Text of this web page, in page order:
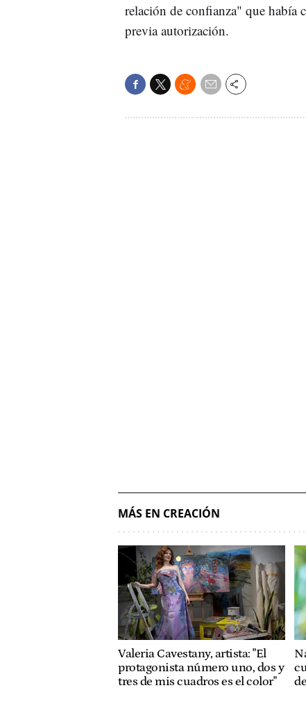
relación de confianza" que había
previa autorización.
MÁS EN CREACIÓN
Valeria Cavestany, artista: "El
protagonista número uno, dos y
tres de mis cuadros es el color"